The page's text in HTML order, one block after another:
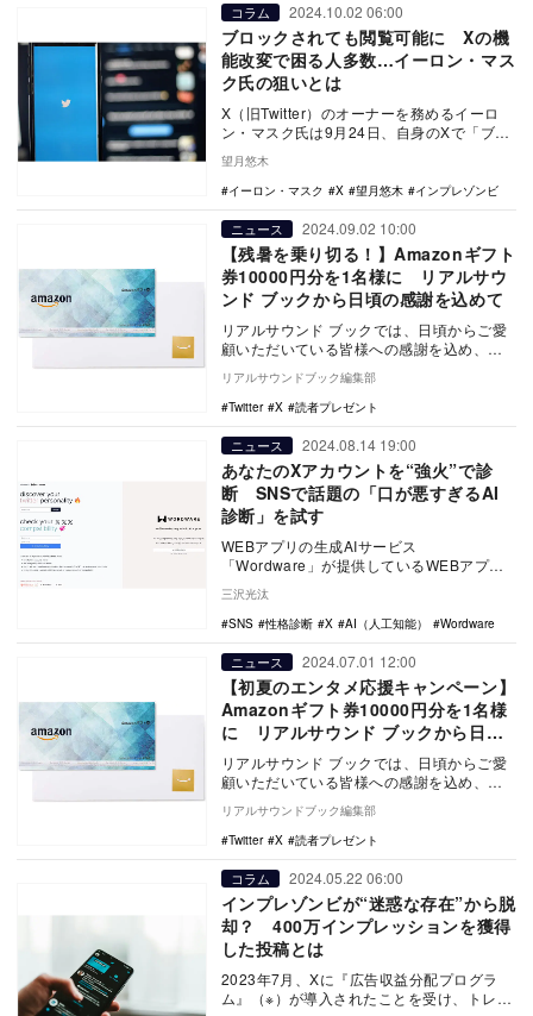
コラム 2024.10.02 06:00
ブロックされても閲覧可能に Xの機
能改変で困る人多数…イーロン・マス
ク氏の狙いとは
X（旧Twitter）のオーナーを務めるイーロ
ン・マスク氏は9月24日、自身のXで「ブロ
の…
望月悠木
イーロン・マスク
X 望月悠木 インプレゾンビ
ニュース 2024.09.02 10:00
【残暑を乗り切る！】Amazonギフト
券10000円分を1名様に リアルサウ
ンド ブックから日頃の感謝を込めて
リアルサウンド ブックでは、日頃からご愛
顧いただいている皆様への感謝を込め、
「残暑を乗り切る！」晩夏のエンタメ応援
キャンペーンと…
リアルサウンドブック編集部
Twitter
X 読者プレゼント
ニュース 2024.08.14 19:00
あなたのXアカウントを“強火”で診
断 SNSで話題の「口が悪すぎるAI
診断」を試す
WEBアプリの生成AIサービス
「Wordware」が提供しているWEBアプリ
三沢光汰
SNS
性格診断 X AI（人工知能） Wordware
ニュース 2024.07.01 12:00
【初夏のエンタメ応援キャンペーン】
Amazonギフト券10000円分を1名様
に リアルサウンド ブックから日頃
の感謝を込めて
リアルサウンド ブックでは、日頃からご愛
顧いただいている皆様への感謝を込め、
「初夏のエンタメ応援キャンペーン」とし
て読者プレゼン…
リアルサウンドブック編集部
Twitter
X 読者プレゼント
コラム 2024.05.22 06:00
インプレゾンビが“迷惑な存在”から脱
却？ 400万インプレッションを獲得
した投稿とは
2023年7月、Xに『広告収益分配プログラ
ム』（※）が導入されたことを受け、トレン